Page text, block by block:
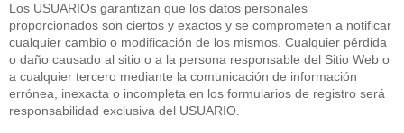
Los USUARIOs garantizan que los datos personales
proporcionados son ciertos y exactos y se comprometen a notificar
cualquier cambio o modificación de los mismos. Cualquier pérdida
o daño causado al sitio o a la persona responsable del Sitio Web o
a cualquier tercero mediante la comunicación de información
errónea, inexacta o incompleta en los formularios de registro será
responsabilidad exclusiva del USUARIO.